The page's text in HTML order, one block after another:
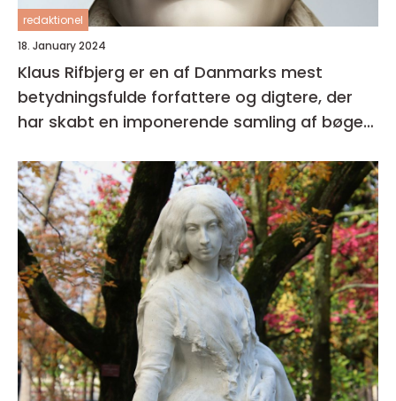
redaktionel
18. January 2024
Klaus Rifbjerg er en af Danmarks mest
betydningsfulde forfattere og digtere, der
har skabt en imponerende samling af bøger i